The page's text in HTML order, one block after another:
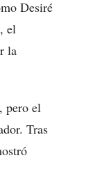
Desiré
el
la
pero el
Tras